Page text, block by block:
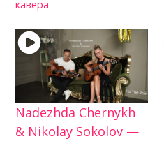
кавера
Nadezhda Chernykh
& Nikolay Sokolov —